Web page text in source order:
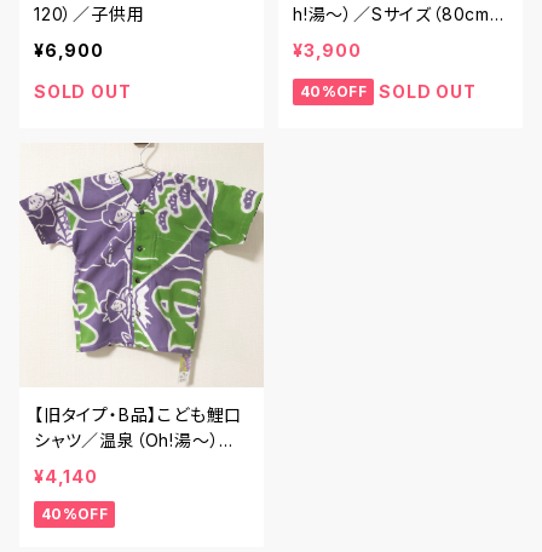
120）／子供用
¥6,900
SOLD OUT
h!湯～）／Sサイズ（80cm〜
90cm）
¥3,900
40%OFF SOLD OUT
【旧タイプ・B品】こども鯉口
シャツ／温泉（Oh!湯～）／
Mサイズ（90cm〜100cm）
¥4,140
40%OFF